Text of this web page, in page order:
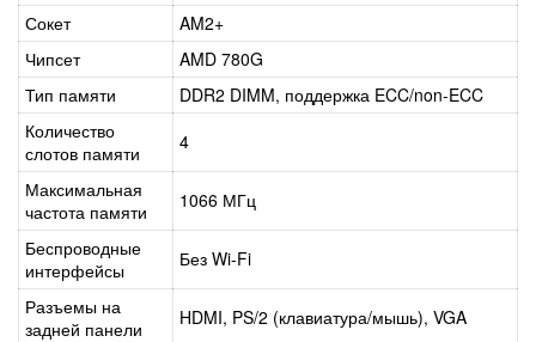
Сокет
AM2+
Чипсет
AMD 780G
Тип памяти
DDR2 DIMM, поддержка ECC/non-ECC
Количество
слотов памяти
4
Максимальная
частота памяти
1066 МГц
Беспроводные
интерфейсы
Без Wi-Fi
Разъемы на
задней панели
HDMI, PS/2 (клавиатура/мышь), VGA